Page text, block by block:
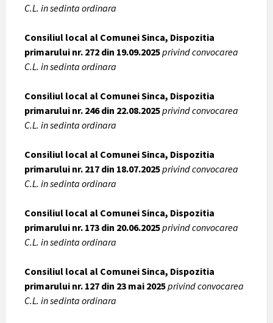
C.L. in sedinta ordinara
Consiliul local al Comunei Sinca, Dispozitia
primarului nr. 272 din 19.09.2025privind convocarea
C.L. in sedinta ordinara
Consiliul local al Comunei Sinca, Dispozitia
primarului nr. 246 din 22.08.2025privind convocarea
C.L. in sedinta ordinara
Consiliul local al Comunei Sinca, Dispozitia
primarului nr. 217 din 18.07.2025privind convocarea
C.L. in sedinta ordinara
Consiliul local al Comunei Sinca, Dispozitia
primarului nr. 173 din 20.06.2025privind convocarea
C.L. in sedinta ordinara
Consiliul local al Comunei Sinca, Dispozitia
primarului nr. 127 din 23 mai 2025privind convocarea
C.L. in sedinta ordinara